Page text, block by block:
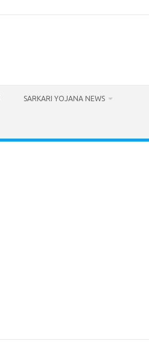
SARKARI YOJANA NEWS